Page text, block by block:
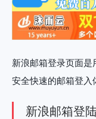
新浪邮箱登录页面
安全快速的邮箱登入
新浪邮箱登